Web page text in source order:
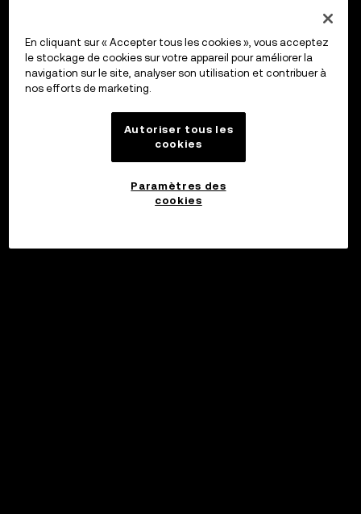
En cliquant sur « Accepter tous les cookies », vous acceptez
le stockage de cookies sur votre appareil pour améliorer la
navigation sur le site, analyser son utilisation et contribuer à
nos efforts de marketing.
Autoriser tous les
cookies
Paramètres des
cookies